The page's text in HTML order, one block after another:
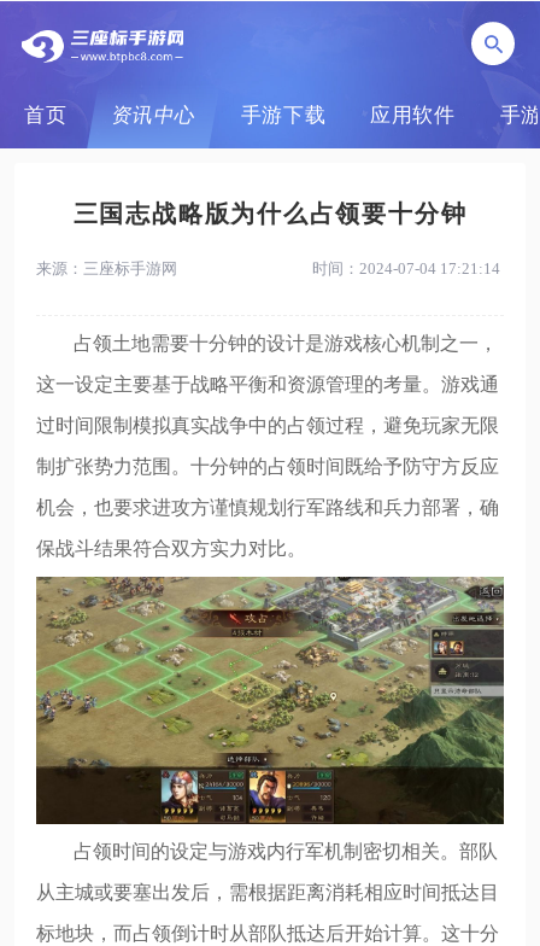
首页 资讯中心 手游下载 应用软件 手
三国志战略版为什么占领要十分钟
来源：三座标手游网 时间：2024-07-04 17:21:14
占领土地需要十分钟的设计是游戏核心机制之一，
这一设定主要基于战略平衡和资源管理的考量。游戏通
过时间限制模拟真实战争中的占领过程，避免玩家无限
制扩张势力范围。十分钟的占领时间既给予防守方反应
机会，也要求进攻方谨慎规划行军路线和兵力部署，确
保战斗结果符合双方实力对比。
占领时间的设定与游戏内行军机制密切相关。部队
从主城或要塞出发后，需根据距离消耗相应时间抵达目
标地块，而占领倒计时从部队抵达后开始计算。这十分